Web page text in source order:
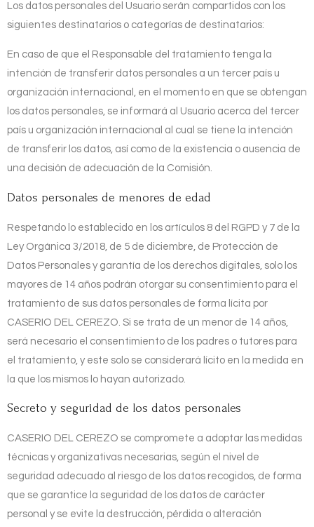
Los datos personales del Usuario serán compartidos con los
siguientes destinatarios o categorías de destinatarios:
En caso de que el Responsable del tratamiento tenga la
intención de transferir datos personales a un tercer país u
organización internacional, en el momento en que se obtengan
los datos personales, se informará al Usuario acerca del tercer
país u organización internacional al cual se tiene la intención
de transferir los datos, así como de la existencia o ausencia de
una decisión de adecuación de la Comisión.
Datos personales de menores de edad
Respetando lo establecido en los artículos 8 del RGPD y 7 de la
Ley Orgánica 3/2018, de 5 de diciembre, de Protección de
Datos Personales y garantía de los derechos digitales, solo los
mayores de 14 años podrán otorgar su consentimiento para el
tratamiento de sus datos personales de forma lícita por
CASERIO DEL CEREZO . Si se trata de un menor de 14 años,
será necesario el consentimiento de los padres o tutores para
el tratamiento, y este solo se considerará lícito en la medida en
la que los mismos lo hayan autorizado.
Secreto y seguridad de los datos personales
CASERIO DEL CEREZO se compromete a adoptar las medidas
técnicas y organizativas necesarias, según el nivel de
seguridad adecuado al riesgo de los datos recogidos, de forma
que se garantice la seguridad de los datos de carácter
personal y se evite la destrucción, pérdida o alteración